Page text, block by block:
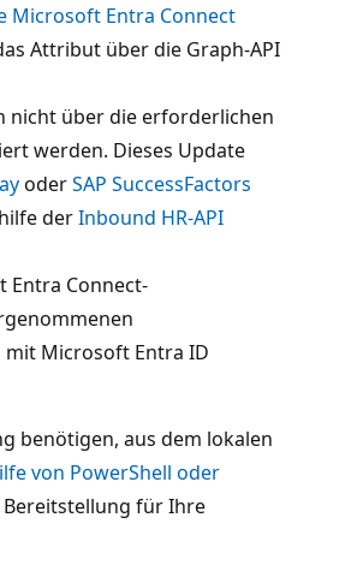
Microsoft Entra Connect
Attribut über die Graph-API
nicht über die erforderlichen
werden. Dieses Update
oderSAP SuccessFactors
derInbound HR-API
Entra Connect-
Microsoft Entra ID
benötigen, aus dem lokalen
von PowerShell oder
Bereitstellung für Ihre